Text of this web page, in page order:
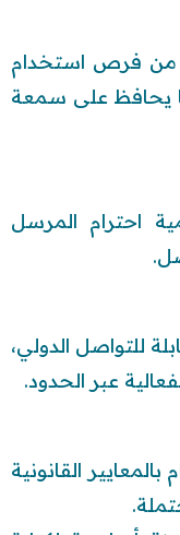
من فرص استخدام
يحافظ على سمعة
احترام المرسل
للتواصل الدولي،
عبر الحدود.
القانونية